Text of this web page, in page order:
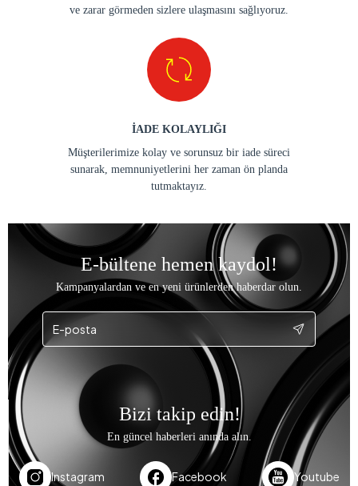
ve zarar görmeden sizlere ulaşmasını sağlıyoruz.
İADE KOLAYLIĞI
Müşterilerimize kolay ve sorunsuz bir iade süreci
sunarak, memnuniyetlerini her zaman ön planda
tutmaktayız.
E-bültene hemen kaydol!
Kampanyalardan ve en yeni ürünlerden haberdar olun.
Bizi takip edin!
En güncel haberleri anında alın.
Instagram Facebook Youtube